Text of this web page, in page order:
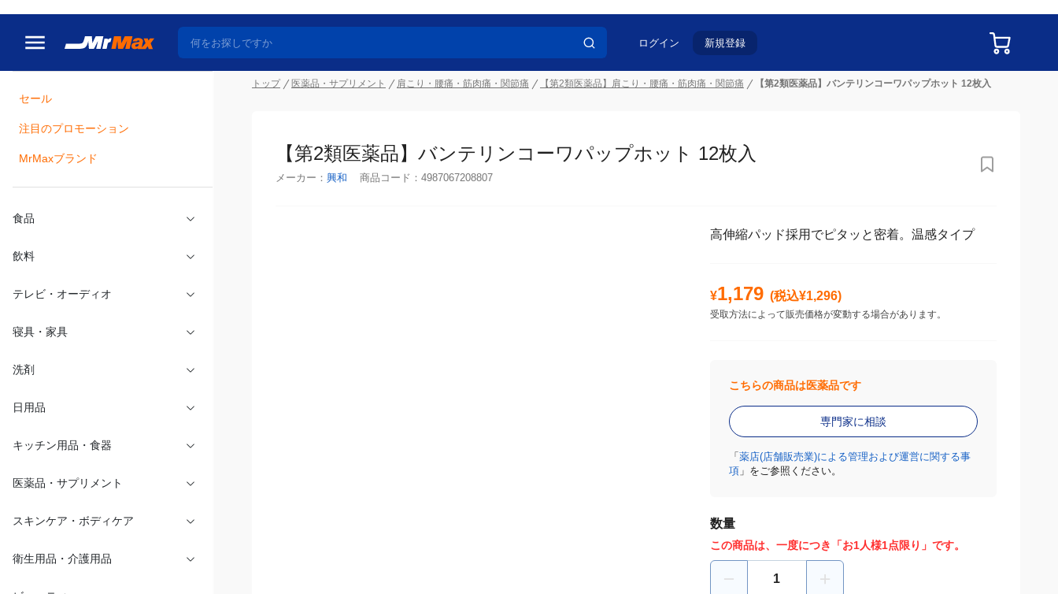
新規登録
食品
飲料
テレビ・オーディオ
寝具・家具
洗剤
日用品
キッチン用品・食器
医薬品・サプリメント
スキンケア・ボディケア
衛生用品・介護用品
トップ 医薬品・サプリメント 肩こり・腰痛・筋肉痛・関節痛 【第2類医薬品】肩こり・腰痛・筋肉痛・関節痛 【第2類医薬品】バンテリンコーワパップホット 12枚入
【第2類医薬品】バンテリンコーワパップホット 12枚入
メーカー：興和 商品コード： 4987067208807
受取方法によって販売価格が変動する場合があります。
専門家に相談
項 」をご参照ください。
この商品は、一度につき「お1人様1点限り」です。